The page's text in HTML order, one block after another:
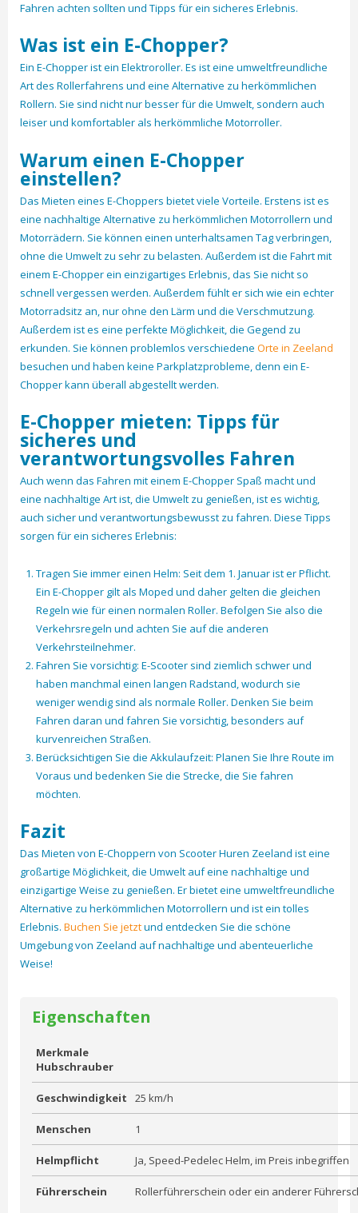
Fahren achten sollten und Tipps für ein sicheres Erlebnis.
Was ist ein E-Chopper?
Ein E-Chopper ist ein Elektroroller. Es ist eine umweltfreundliche
Art des Rollerfahrens und eine Alternative zu herkömmlichen
Rollern. Sie sind nicht nur besser für die Umwelt, sondern auch
leiser und komfortabler als herkömmliche Motorroller.
Warum einen E-Chopper
einstellen?
Das Mieten eines E-Choppers bietet viele Vorteile. Erstens ist es
eine nachhaltige Alternative zu herkömmlichen Motorrollern und
Motorrädern. Sie können einen unterhaltsamen Tag verbringen,
ohne die Umwelt zu sehr zu belasten. Außerdem ist die Fahrt mit
einem E-Chopper ein einzigartiges Erlebnis, das Sie nicht so
schnell vergessen werden. Außerdem fühlt er sich wie ein echter
Motorradsitz an, nur ohne den Lärm und die Verschmutzung.
Außerdem ist es eine perfekte Möglichkeit, die Gegend zu
erkunden. Sie können problemlos verschiedene Orte in Zeeland
besuchen und haben keine Parkplatzprobleme, denn ein E-
Chopper kann überall abgestellt werden.
E-Chopper mieten: Tipps für
sicheres und
verantwortungsvolles Fahren
Auch wenn das Fahren mit einem E-Chopper Spaß macht und
eine nachhaltige Art ist, die Umwelt zu genießen, ist es wichtig,
auch sicher und verantwortungsbewusst zu fahren. Diese Tipps
sorgen für ein sicheres Erlebnis:
Tragen Sie immer einen Helm: Seit dem 1. Januar ist er Pflicht.
Ein E-Chopper gilt als Moped und daher gelten die gleichen
Regeln wie für einen normalen Roller. Befolgen Sie also die
Verkehrsregeln und achten Sie auf die anderen
Verkehrsteilnehmer.
Fahren Sie vorsichtig: E-Scooter sind ziemlich schwer und
haben manchmal einen langen Radstand, wodurch sie
weniger wendig sind als normale Roller. Denken Sie beim
Fahren daran und fahren Sie vorsichtig, besonders auf
kurvenreichen Straßen.
Berücksichtigen Sie die Akkulaufzeit: Planen Sie Ihre Route im
Voraus und bedenken Sie die Strecke, die Sie fahren
möchten.
Fazit
Das Mieten von E-Choppern von Scooter Huren Zeeland ist eine
großartige Möglichkeit, die Umwelt auf eine nachhaltige und
einzigartige Weise zu genießen. Er bietet eine umweltfreundliche
Alternative zu herkömmlichen Motorrollern und ist ein tolles
Erlebnis. Buchen Sie jetztund entdecken Sie die schöne
Umgebung von Zeeland auf nachhaltige und abenteuerliche
Weise!
Eigenschaften
Merkmale
Hubschrauber
Geschwindigkeit 25 km/h
Menschen 1
Helmpflicht Ja, Speed-Pedelec Helm, im Preis inbegriffen
Führerschein Rollerführerschein oder ein anderer